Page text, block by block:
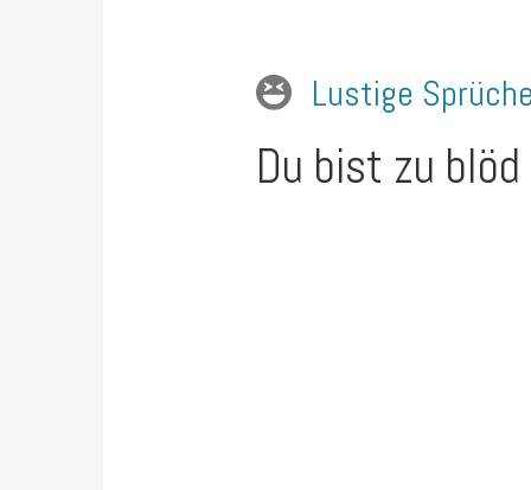
Lustige Sprüche
Du bist zu